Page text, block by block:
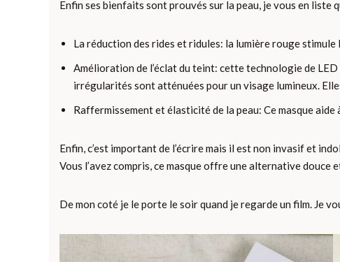
Enfin ses bienfaits sont prouvés sur la peau, je vous en liste
La réduction des rides et ridules: la lumière rouge
Amélioration de l’éclat du teint: cette technologie de
irrégularités sont atténuées pour un visage lumineux.
Raffermissement et élasticité de la peau: Ce masque
Enfin, c’est important de l’écrire mais il est non invasif et
Vous l’avez compris, ce masque offre une alternative
De mon coté je le porte le soir quand je regarde un film. Je